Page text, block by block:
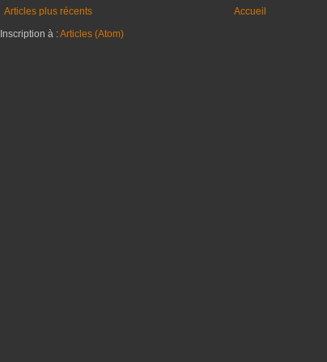
Articles plus récents
Accueil
Inscription à :Articles (Atom)